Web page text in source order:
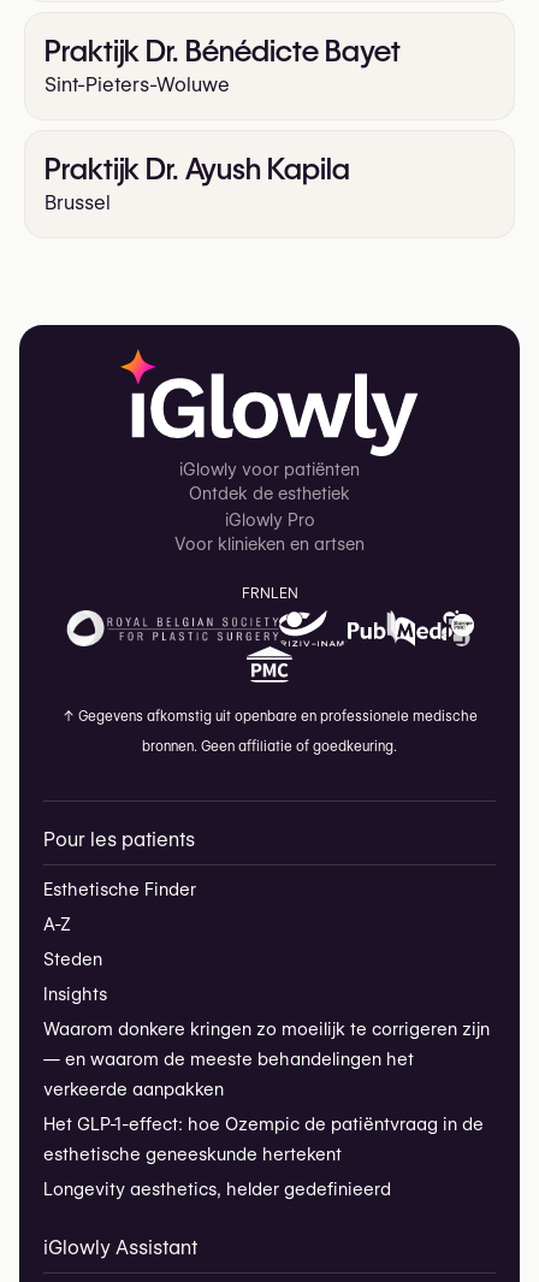
Praktijk Dr. Bénédicte Bayet
Sint-Pieters-Woluwe
Praktijk Dr. Ayush Kapila
Brussel
iGlowly voor patiënten
Ontdek de esthetiek
iGlowly Pro
Voor klinieken en artsen
FRNLEN
↑ Gegevens afkomstig uit openbare en professionele medische
bronnen. Geen affiliatie of goedkeuring.
Pour les patients
Esthetische Finder
A-Z
Steden
Insights
Waarom donkere kringen zo moeilijk te corrigeren zijn
— en waarom de meeste behandelingen het
verkeerde aanpakken
Het GLP-1-effect: hoe Ozempic de patiëntvraag in de
esthetische geneeskunde hertekent
Longevity aesthetics, helder gedefinieerd
iGlowly Assistant